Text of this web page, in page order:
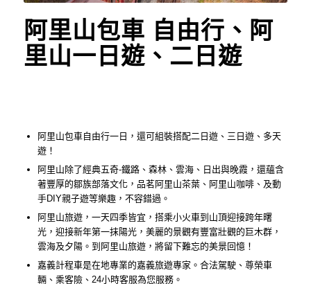
阿里山包車 自由行、阿
里山一日遊、二日遊
阿里山包車自由行一日，還可組裝搭配二日遊、三日遊、多天
遊！
阿里山除了經典五奇-鐵路、森林、雲海、日出與晚霞，還蘊含
著豐厚的鄒族部落文化，品茗阿里山茶葉、阿里山咖啡、及動
手DIY親子遊等樂趣，不容錯過。
阿里山旅遊，一天四季皆宜，搭乘小火車到山頂迎接跨年曙
光，迎接新年第一抹陽光，美麗的景觀有豐富壯觀的巨木群，
雲海及夕陽。到阿里山旅遊，將留下難忘的美景回憶！
嘉義計程車是在地專業的嘉義旅遊專家。合法駕駛、尊榮車
輛、乘客險、24小時客服為您服務。